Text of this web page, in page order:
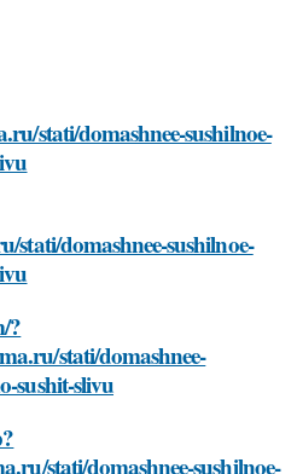
stati/domashnee-sushilnoe-
stati/domashnee-sushilnoe-
?
stati/domashnee-
sushit-slivu
stati/domashnee-sushilnoe-